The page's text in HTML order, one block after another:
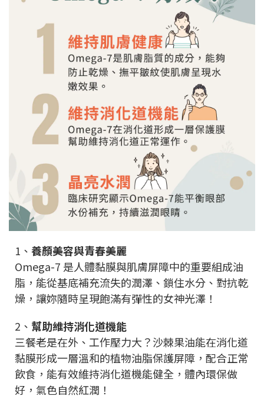
1、 養顏美容與青春美麗
Omega-7 是人體黏膜與肌膚屏障中的重要組成油
脂，能從基底補充流失的潤澤、鎖住水分、對抗乾
燥，讓妳隨時呈現飽滿有彈性的女神光澤！
2、 幫助維持消化道機能
三餐老是在外、工作壓力大？沙棘果油能在消化道
黏膜形成一層溫和的植物油脂保護屏障，配合正常
飲食，能有效維持消化道機能健全，體內環保做
好，氣色自然紅潤！